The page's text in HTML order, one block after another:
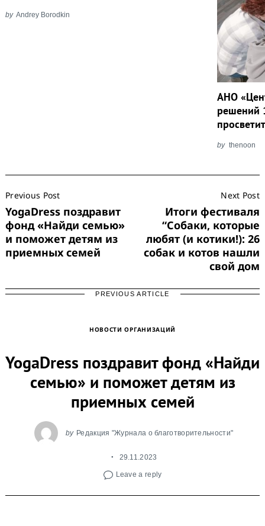
by Andrey Borodkin
АНО
решений
by thenoon
Navigation
Previous Post
YogaDress поздравит
фонд «Найди семью»
и поможет детям из
приемных семей
Next Post
Итоги фестиваля
“Собаки, которые
любят (и котики!): 26
собак и котов нашли
свой дом
PREVIOUS ARTICLE
НОВОСТИ ОРГАНИЗАЦИЙ
YogaDress поздравит фонд «Найди
семью» и поможет детям из
приемных семей
by Редакция "Журнала о благотворительности"
29.11.2023
Leave a reply
Search
for: